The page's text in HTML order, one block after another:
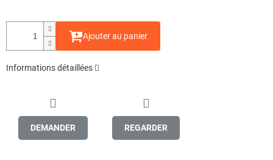
Ajouter au panier
Informations détaillées
DEMANDER REGARDER